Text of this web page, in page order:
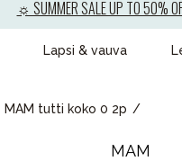
☼ SUMMER SALE UP TO 50%
Lapsi & vauva
MAM tutti koko 0 2p
MAM